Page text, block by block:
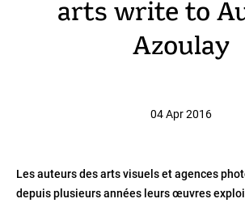
arts write to
Azoulay
04 Apr 2016
Les auteurs des arts visuels et agences
depuis plusieurs années leurs œuvres